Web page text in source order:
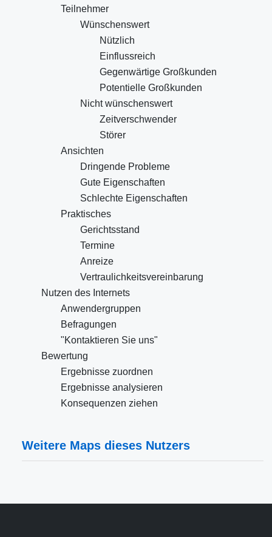
Teilnehmer
Wünschenswert
Nützlich
Einflussreich
Gegenwärtige Großkunden
Potentielle Großkunden
Nicht wünschenswert
Zeitverschwender
Störer
Ansichten
Dringende Probleme
Gute Eigenschaften
Schlechte Eigenschaften
Praktisches
Gerichtsstand
Termine
Anreize
Vertraulichkeitsvereinbarung
Nutzen des Internets
Anwendergruppen
Befragungen
"Kontaktieren Sie uns"
Bewertung
Ergebnisse zuordnen
Ergebnisse analysieren
Konsequenzen ziehen
Weitere Maps dieses Nutzers